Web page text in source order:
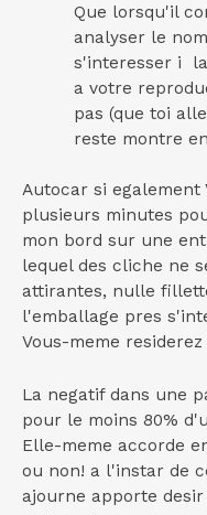
Que lorsqu'il
analyser le
s'interesser i
a votre
pas (que toi
reste montre
Autocar si egalement
plusieurs minutes
mon bord sur une
lequel des cliche ne
attirantes, nulle
l'emballage pres
Vous-meme
La negatif dans une
pour le moins 80%
Elle-meme accorde
ou non! a l'instar de
ajourne apporte